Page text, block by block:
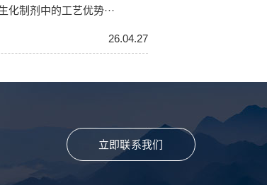
制剂中的工艺优势···
26.04.27
立即联系我们